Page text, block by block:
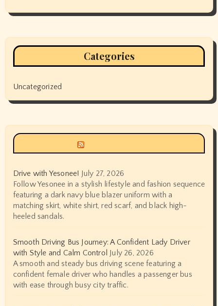
Categories
Uncategorized
Drive with Yesonee! July 27, 2026
Follow Yesonee in a stylish lifestyle and fashion sequence
featuring a dark navy blue blazer uniform with a
matching skirt, white shirt, red scarf, and black high-
heeled sandals.
Smooth Driving Bus Journey: A Confident Lady Driver
with Style and Calm Control July 26, 2026
A smooth and steady bus driving scene featuring a
confident female driver who handles a passenger bus
with ease through busy city traffic.